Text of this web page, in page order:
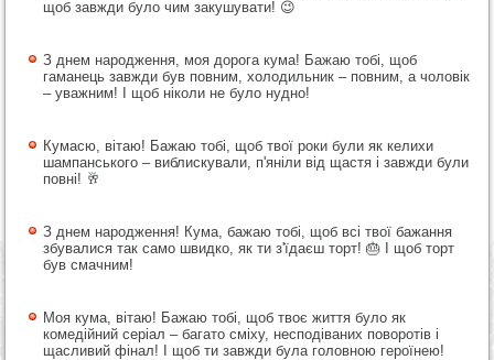
щоб завжди було чим закушувати! 😉
З днем народження, моя дорога кума! Бажаю тобі, щоб
гаманець завжди був повним, холодильник – повним, а чоловік
– уважним! І щоб ніколи не було нудно!
Кумасю, вітаю! Бажаю тобі, щоб твої роки були як келихи
шампанського – виблискували, п'яніли від щастя і завжди були
повні! 🥂
З днем народження! Кума, бажаю тобі, щоб всі твої бажання
збувалися так само швидко, як ти з'їдаєш торт! 🎂 І щоб торт
був смачним!
Моя кума, вітаю! Бажаю тобі, щоб твоє життя було як
комедійний серіал – багато сміху, несподіваних поворотів і
щасливий фінал! І щоб ти завжди була головною героїнею!